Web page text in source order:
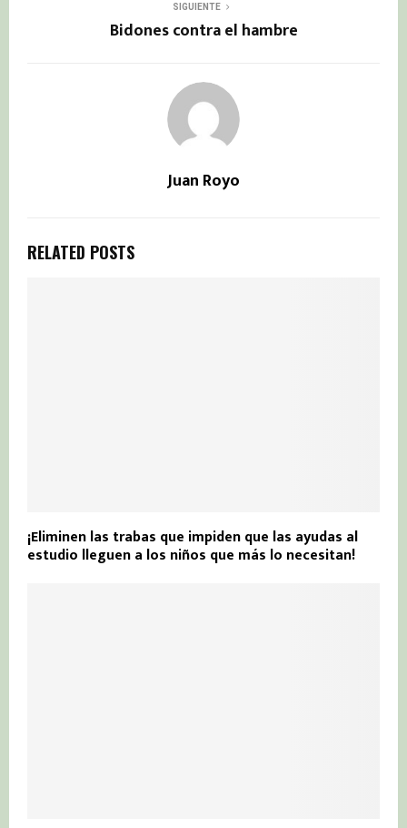
SIGUIENTE
Bidones contra el hambre
Juan Royo
RELATED POSTS
¡Eliminen las trabas que impiden que las ayudas al
estudio lleguen a los niños que más lo necesitan!